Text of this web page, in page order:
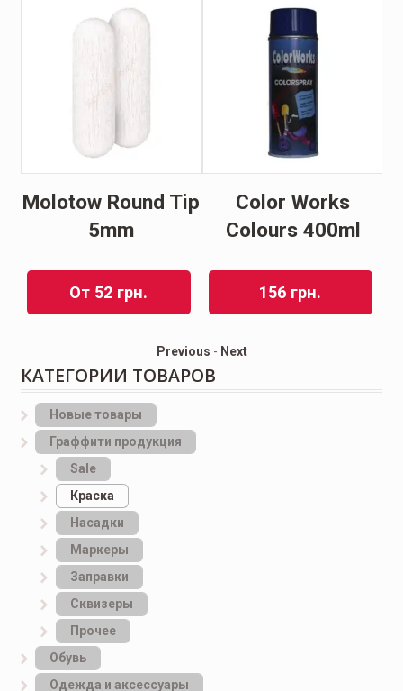
Molotow Round Tip
5mm
От 52 грн.
Color Works
Colours 400ml
156 грн.
Previous - Next
КАТЕГОРИИ ТОВАРОВ
Новые товары
Граффити продукция
Sale
Краска
Насадки
Маркеры
Заправки
Сквизеры
Прочее
Обувь
Одежда и аксессуары